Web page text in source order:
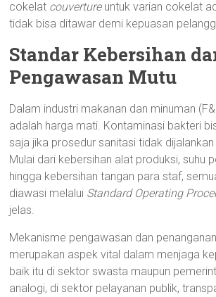
cokelat couvertureuntuk varian cokelat
tidak bisa ditawar demi kepuasan
Standar Kebersihan
Pengawasan Mutu
Dalam industri makanan dan minuman
adalah harga mati. Kontaminasi bakteri
saja jika prosedur sanitasi tidak
Mulai dari kebersihan alat produksi, suhu
hingga kebersihan tangan para staf,
diawasi melalui Standard Operating
jelas.
Mekanisme pengawasan dan
merupakan aspek vital dalam menjaga
baik itu di sektor swasta maupun
analogi, di sektor pelayanan publik,